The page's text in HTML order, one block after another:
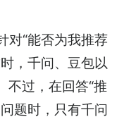
对“能否为我推荐
，千问、豆包以
不过，在回答“推
题时，只有千问